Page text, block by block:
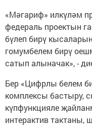
«Мәгариф» илкүләм
федераль проектын
бүлеп бирү
гомумбелем бирү
сатып алыначак», -
Бер «Цифрлы белем
комплексы бастыру,
күпфункцияле
интерактив тактаны,